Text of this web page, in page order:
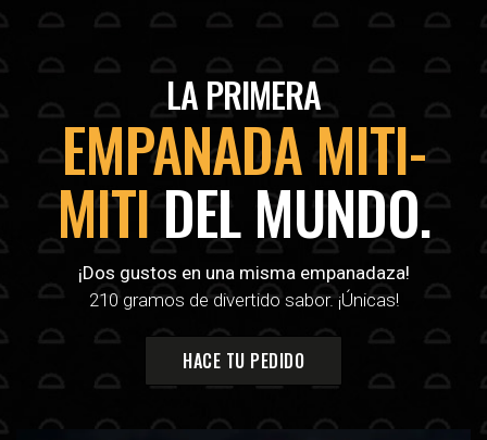
LA PRIMERA
EMPANADA MITI-
MITIDEL MUNDO.
¡Dos gustos en una misma empanadaza!
210 gramos de divertido sabor. ¡Únicas!
HACE TU PEDIDO